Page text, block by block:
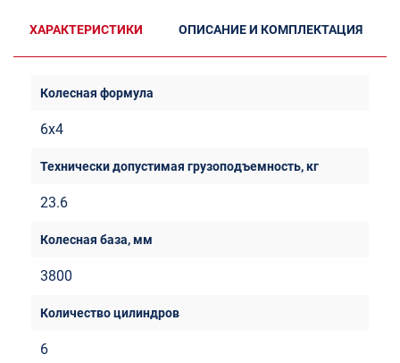
ХАРАКТЕРИСТИКИ ОПИСАНИЕ И КОМПЛЕКТАЦИЯ
6х4
23.6
3800
6